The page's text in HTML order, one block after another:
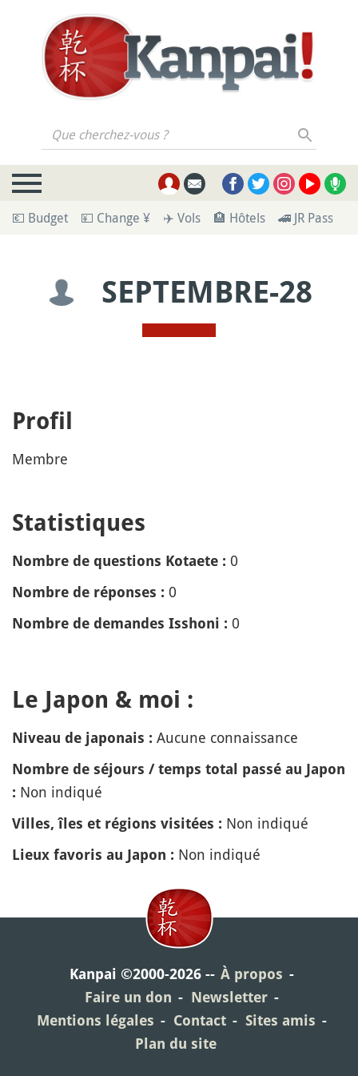
Que cherchez-vous ?
💶 Budget 💴 Change ¥ ✈️ Vols 🏨 Hôtels 🚄 JR Pass
SEPTEMBRE-28
Profil
Membre
Statistiques
Nombre de questions Kotaete : 0
Nombre de réponses : 0
Nombre de demandes Isshoni : 0
Le Japon & moi :
Niveau de japonais : Aucune connaissance
Nombre de séjours / temps total passé au Japon
: Non indiqué
Villes, îles et régions visitées : Non indiqué
Lieux favoris au Japon : Non indiqué
Kanpai ©2000-2026
À propos
Faire un don
Newsletter
Mentions légales
Contact
Sites amis
Plan du site